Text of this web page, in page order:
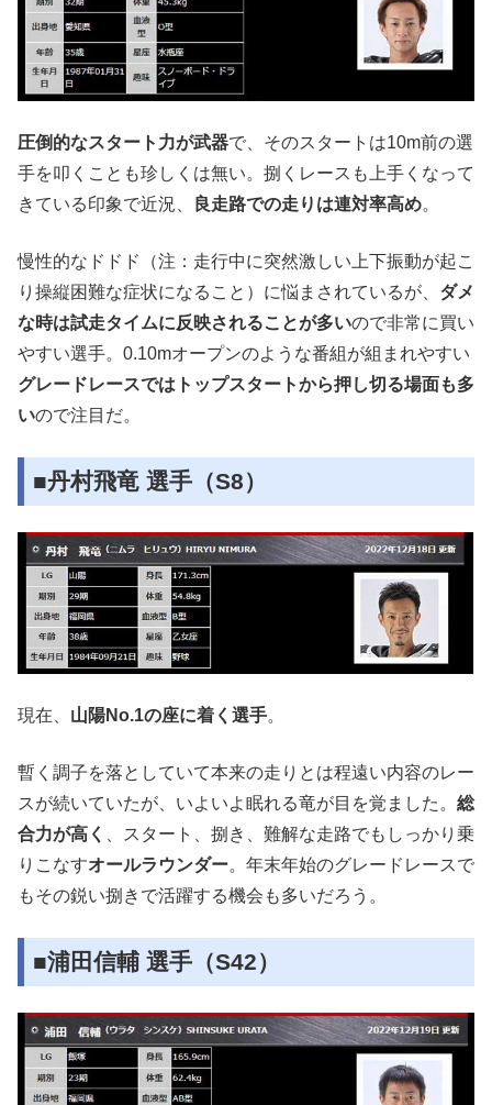
圧倒的なスタート力が武器で、そのスタートは10m前の選
手を叩くことも珍しくは無い。捌くレースも上手くなって
きている印象で近況、
良走路での走りは連対率高め。
慢性的なドドド（注：走行中に突然激しい上下振動が起こ
り操縦困難な症状になること）に悩まされているが、 ダメ
な時は試走タイムに反映されることが多いので非常に買い
やすい選手。0.10mオープンのような番組が組まれやすい
グレードレースではトップスタートから押し切る場面も多
いので注目だ。
■丹村飛竜 選手（S8）
現在、 山陽No.1の座に着く選手。
暫く調子を落としていて本来の走りとは程遠い内容のレー
スが続いていたが、いよいよ眠れる竜が目を覚ました。 総
合力が高く 、スタート、捌き、難解な走路でもしっかり乗
りこなすオールラウンダー。年末年始のグレードレースで
もその鋭い捌きで活躍する機会も多いだろう。
■浦田信輔 選手（S42）